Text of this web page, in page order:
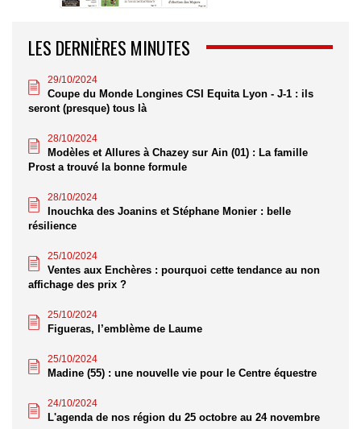
LES DERNIÈRES MINUTES
29/10/2024
Coupe du Monde Longines CSI Equita Lyon - J-1 : ils
seront (presque) tous là
28/10/2024
Modèles et Allures à Chazey sur Ain (01) : La famille
Prost a trouvé la bonne formule
28/10/2024
Inouchka des Joanins et Stéphane Monier : belle
résilience
25/10/2024
Ventes aux Enchères : pourquoi cette tendance au non
affichage des prix ?
25/10/2024
Figueras, l’emblème de Laume
25/10/2024
Madine (55) : une nouvelle vie pour le Centre équestre
24/10/2024
L'agenda de nos région du 25 octobre au 24 novembre